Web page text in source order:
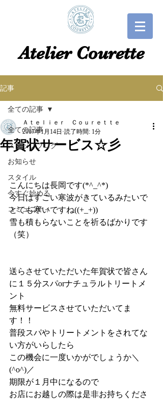
​​Atelier Courette​
記事
全ての記事
スタッフブログ
お知らせ
スタイル
今すぐ始める
コミュニティ
全ての記事
年賀状サービス☆彡
Ａｔｅｌｉｅｒ Ｃｏｕｒｅｔｔｅ
2017年1月14日 読了時間: 1分
こんにちは長岡です(*^_^*)
今日はすごい寒波がきているみたいで
とても寒いですね((+_+))
雪も積もらないことを祈るばかりです
（笑）
送らさせていただいた年賀状で皆さん
に１５分スパorナチュラルトリートメ
ント
無料サービスさせていただいてま
す！！
普段スパやトリートメントをされてな
い方がいらしたら
この機会に一度いかがでしょうか＼
(^o^)／
期限が１月中になるので
お店にお越しの際は是非お持ちくださ